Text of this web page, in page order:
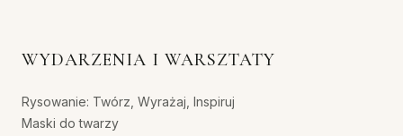
WYDARZENIA I WARSZTATY
Rysowanie: Twórz, Wyrażaj, Inspiruj
Maski do twarzy